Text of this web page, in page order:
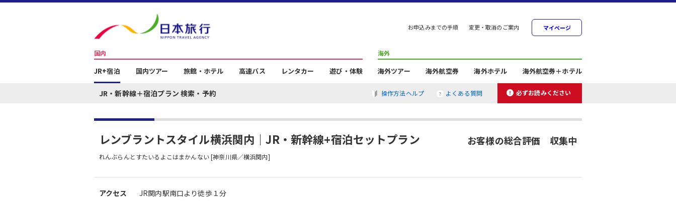
お申込みまでの手順 変更・取消のご案内 マイページ
国内
JR+宿泊 国内ツアー 旅館・ホテル 高速バス レンタカー 遊び・体験
海外
海外ツアー 海外航空券 海外ホテル 海外航空券＋ホテル
JR・新幹線＋宿泊プラン 検索・予約 操作方法ヘルプ よくある質問 必ずお読みください
レンブラントスタイル横浜関内｜JR・新幹線+宿泊セットプラン
れんぶらんとすたいるよこはまかんない [神奈川県／横浜関内]
お客様の総合評価 収集中
アクセス JR関内駅南口より徒歩１分